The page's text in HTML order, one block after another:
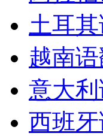
土耳
越南
意大
西班